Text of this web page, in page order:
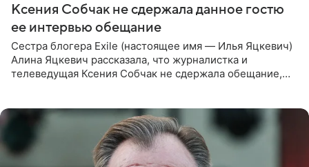
Ксения Собчак не сдержала данное гостю
ее интервью обещание
Сестра блогера Exile (настоящее имя — Илья Яцкевич)
Алина Яцкевич рассказала, что журналистка и
телеведущая Ксения Собчак не сдержала обещание,